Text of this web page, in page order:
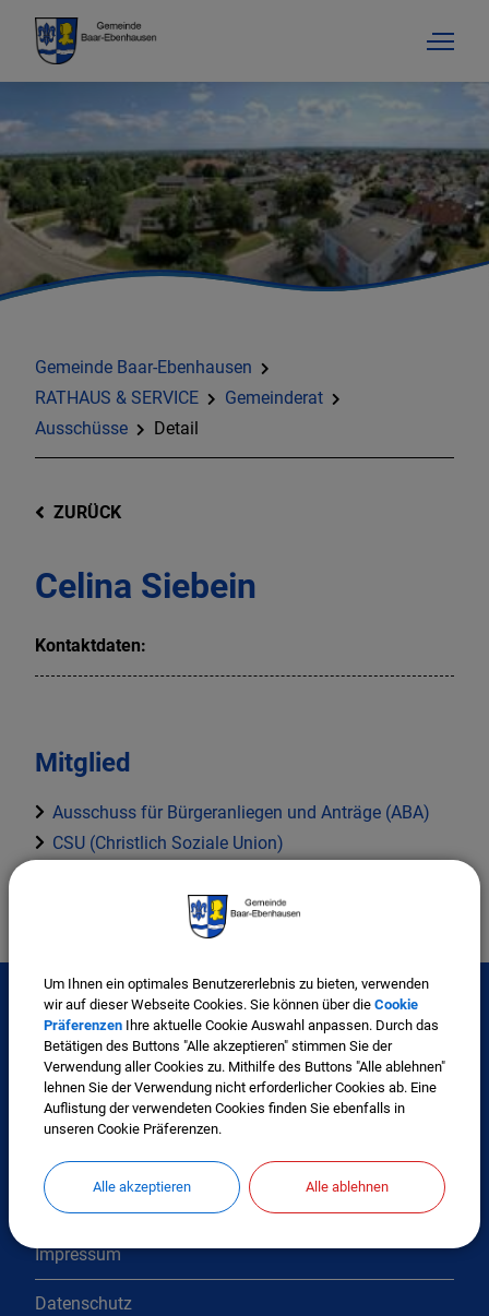
Gemeinde Baar-Ebenhausen
RATHAUS & SERVICE
Gemeinderat
Ausschüsse
Detail
ZURÜCK
Celina Siebein
Kontaktdaten:
Mitglied
Ausschuss für Bürgeranliegen und Anträge (ABA)
CSU (Christlich Soziale Union)
Interessante Links
Kontakt
Inhaltsverzeichnis
Erklärung zur Barrierefreiheit
Impressum
Datenschutz
Um Ihnen ein optimales Benutzererlebnis zu bieten, verwenden
wir auf dieser Webseite Cookies. Sie können über die Cookie
Präferenzen Ihre aktuelle Cookie Auswahl anpassen. Durch das
Betätigen des Buttons "Alle akzeptieren" stimmen Sie der
Verwendung aller Cookies zu. Mithilfe des Buttons "Alle ablehnen"
lehnen Sie der Verwendung nicht erforderlicher Cookies ab. Eine
Auflistung der verwendeten Cookies finden Sie ebenfalls in
unseren Cookie Präferenzen.
Alle akzeptieren Alle ablehnen